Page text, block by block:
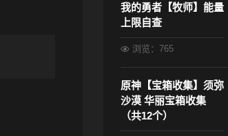
我的勇者【牧师】能量
上限自查
浏览：765
原神【宝箱收集】须弥
沙漠 华丽宝箱收集
（共12个）